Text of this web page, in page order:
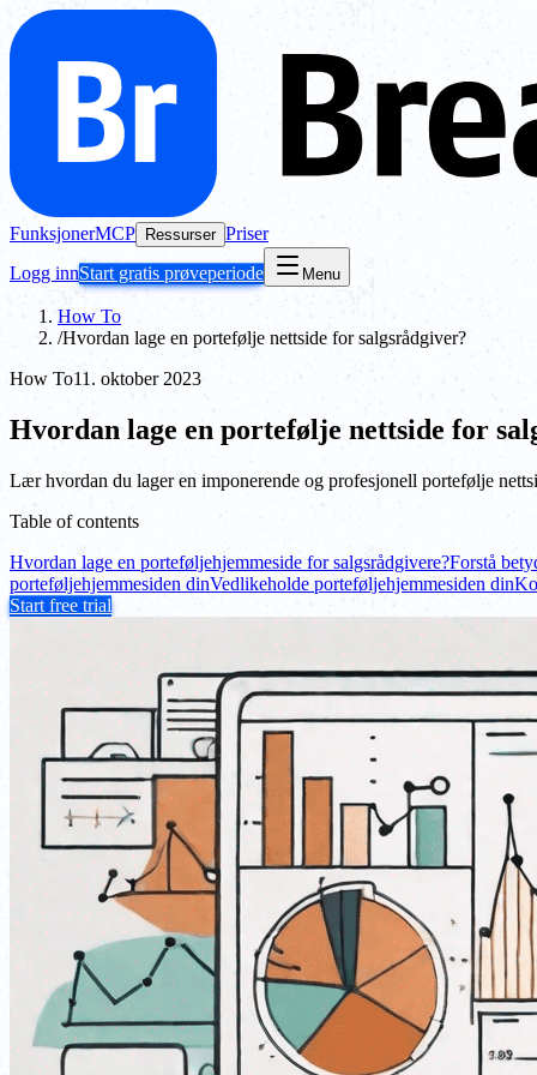
FunksjonerMCP Ressurser Priser
Logg innStart gratis prøveperiode Menu
How To
/Hvordan lage en portefølje nettside for salgsrådgiver?
How To11. oktober 2023
Hvordan lage en portefølje nettside for
Lær hvordan du lager en imponerende og profesjonell portefølje
Table of contents
Hvordan lage en porteføljehjemmeside for salgsrådgivere?Forstå
porteføljehjemmesiden dinVedlikeholde porteføljehjemmesiden din
Start free trial